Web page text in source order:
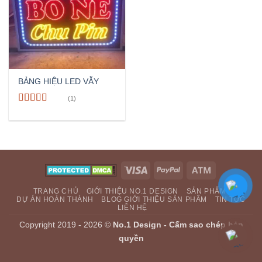
BẢNG HIỆU LED VẪY
of 5
(1)
Visa PayPal Atm
TRANG CHỦ GIỚI THIỆU NO.1 DESIGN
SẢN PHẨM
DỰ ÁN HOÀN THÀNH
BLOG GIỚI THIỆU SẢN PHẨM
TIN TỨC
LIÊN HỆ
Copyright 2019 - 2026 © No.1 Design - Cấm sao chép bản
quyền